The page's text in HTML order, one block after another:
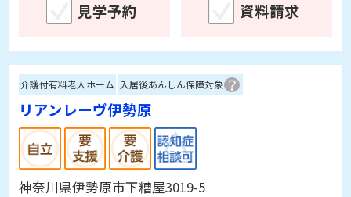
見学予約 資料請求
介護付有料老人ホーム 入居後あんしん保障対象
リアンレーヴ伊勢原
神奈川県伊勢原市下糟屋3019-5